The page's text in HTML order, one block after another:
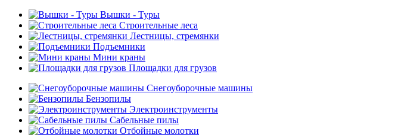
Вышки - Туры
Строительные леса
Лестницы, стремянки
Подъемники
Мини краны
Площадки для грузов
Снегоуборочные машины
Бензопилы
Электроинструменты
Сабельные пилы
Отбойные молотки